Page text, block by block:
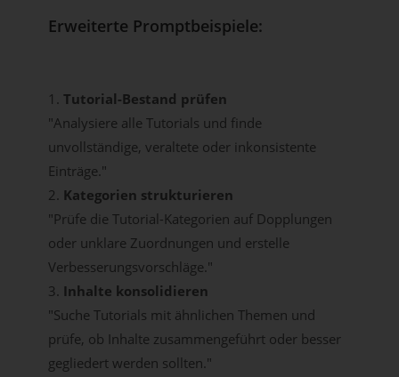
Erweiterte Promptbeispiele:
1. Tutorial-Bestand prüfen
"Analysiere alle Tutorials und finde
unvollständige, veraltete oder inkonsistente
Einträge."
2. Kategorien strukturieren
"Prüfe die Tutorial-Kategorien auf Dopplungen
oder unklare Zuordnungen und erstelle
Verbesserungsvorschläge."
3. Inhalte konsolidieren
"Suche Tutorials mit ähnlichen Themen und
prüfe, ob Inhalte zusammengeführt oder besser
gegliedert werden sollten."